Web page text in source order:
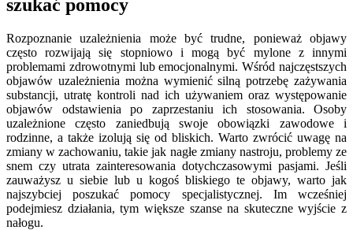
szukać pomocy
Rozpoznanie uzależnienia może być trudne, ponieważ objawy
często rozwijają się stopniowo i mogą być mylone z innymi
problemami zdrowotnymi lub emocjonalnymi. Wśród najczęstszych
objawów uzależnienia można wymienić silną potrzebę zażywania
substancji, utratę kontroli nad ich używaniem oraz występowanie
objawów odstawienia po zaprzestaniu ich stosowania. Osoby
uzależnione często zaniedbują swoje obowiązki zawodowe i
rodzinne, a także izolują się od bliskich. Warto zwrócić uwagę na
zmiany w zachowaniu, takie jak nagłe zmiany nastroju, problemy ze
snem czy utrata zainteresowania dotychczasowymi pasjami. Jeśli
zauważysz u siebie lub u kogoś bliskiego te objawy, warto jak
najszybciej poszukać pomocy specjalistycznej. Im wcześniej
podejmiesz działania, tym większe szanse na skuteczne wyjście z
nałogu.